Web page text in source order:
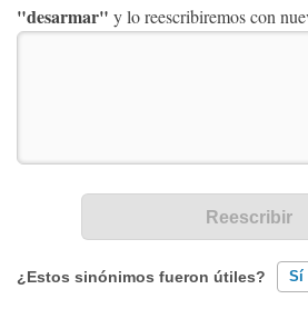
"desarmar" y lo reescribiremos con
¿Estos sinónimos fueron útiles? Sí